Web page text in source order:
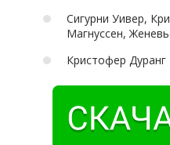
Сигурни Уивер,
Магнуссен,
Кристофер Дуранг